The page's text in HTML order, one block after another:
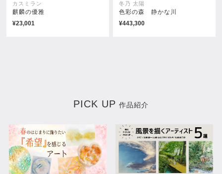
カスミラン
麒麟の優雅
¥23,001
冬乃 太陽
色彩の森 静かな川
¥443,300
PICK UP 作品紹介